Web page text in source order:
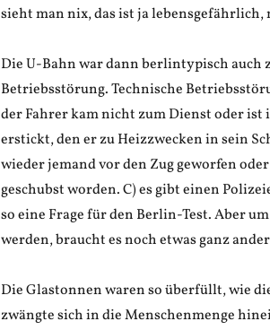
sieht man nix, das ist ja
Die U-Bahn war dann berlintypisch auch
Betriebsstörung. Technische
der Fahrer kam nicht zum Dienst oder ist
erstickt, den er zu Heizzwecken in sein
wieder jemand vor den Zug geworfen
geschubst worden. C) es gibt einen
so eine Frage für den Berlin-Test. Aber
werden, braucht es noch etwas ganz
Die Glastonnen waren so überfüllt, wie
zwängte sich in die Menschenmenge